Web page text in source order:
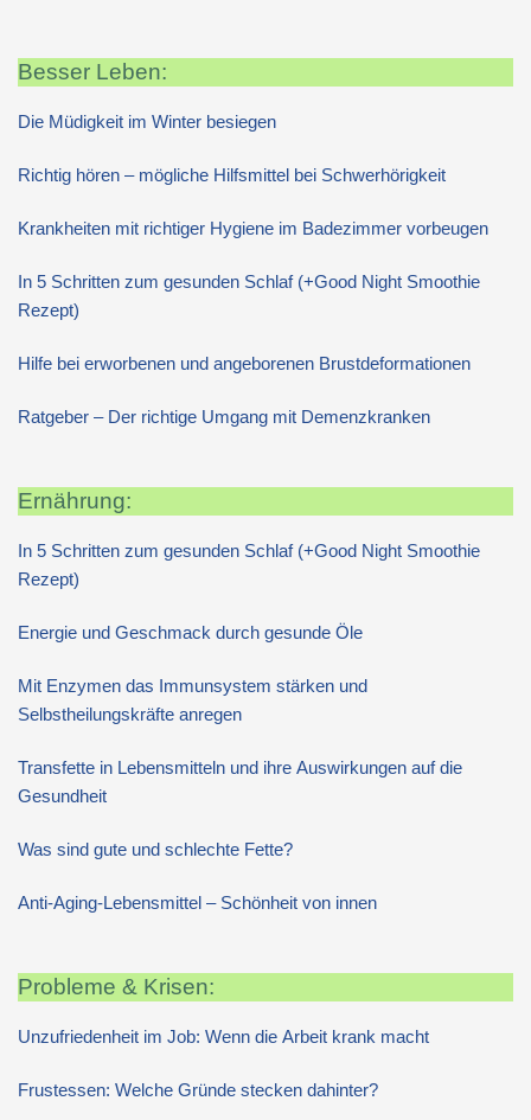
Besser Leben:
Die Müdigkeit im Winter besiegen
Richtig hören – mögliche Hilfsmittel bei Schwerhörigkeit
Krankheiten mit richtiger Hygiene im Badezimmer vorbeugen
In 5 Schritten zum gesunden Schlaf (+Good Night Smoothie
Rezept)
Hilfe bei erworbenen und angeborenen Brustdeformationen
Ratgeber – Der richtige Umgang mit Demenzkranken
Ernährung:
In 5 Schritten zum gesunden Schlaf (+Good Night Smoothie
Rezept)
Energie und Geschmack durch gesunde Öle
Mit Enzymen das Immunsystem stärken und
Selbstheilungskräfte anregen
Transfette in Lebensmitteln und ihre Auswirkungen auf die
Gesundheit
Was sind gute und schlechte Fette?
Anti-Aging-Lebensmittel – Schönheit von innen
Probleme & Krisen:
Unzufriedenheit im Job: Wenn die Arbeit krank macht
Frustessen: Welche Gründe stecken dahinter?